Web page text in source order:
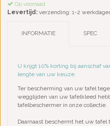
Op voorraad
Levertijd: verzending: 1-2
INFORMATIE SPEC
U krijgt 10% korting bij aanschaf
lengte van uw keuze.
Ter bescherming van uw tafel
wegglijden van uw tafelkleed
tafelbeschermer in onze collectie.
Daarnaast beschermt het uw tafel